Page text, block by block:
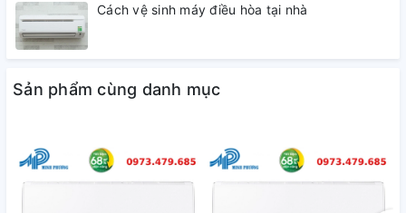
Cách vệ sinh máy điều hòa tại nhà
Sản phẩm cùng danh mục